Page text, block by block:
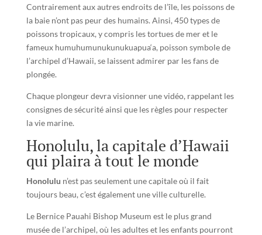
Contrairement aux autres endroits de l’île, les poissons de
la baie n’ont pas peur des humains. Ainsi, 450 types de
poissons tropicaux, y compris les tortues de mer et le
fameux humuhumunukunukuapua‘a, poisson symbole de
l’archipel d’Hawaii, se laissent admirer par les fans de
plongée.
Chaque plongeur devra visionner une vidéo, rappelant les
consignes de sécurité ainsi que les règles pour respecter
la vie marine.
Honolulu, la capitale d’Hawaii
qui plaira à tout le monde
Honolulu n’est pas seulement une capitale où il fait
toujours beau, c’est également une ville culturelle.
Le Bernice Pauahi Bishop Museum est le plus grand
musée de l’archipel, où les adultes et les enfants pourront